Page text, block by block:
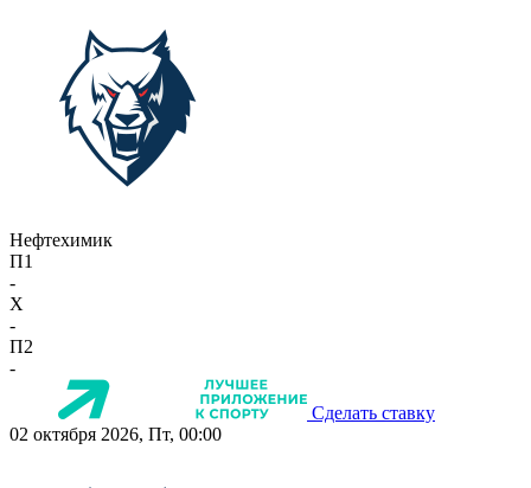
Нефтехимик
П1
-
X
-
П2
-
Сделать ставку
02 октября 2026, Пт, 00:00